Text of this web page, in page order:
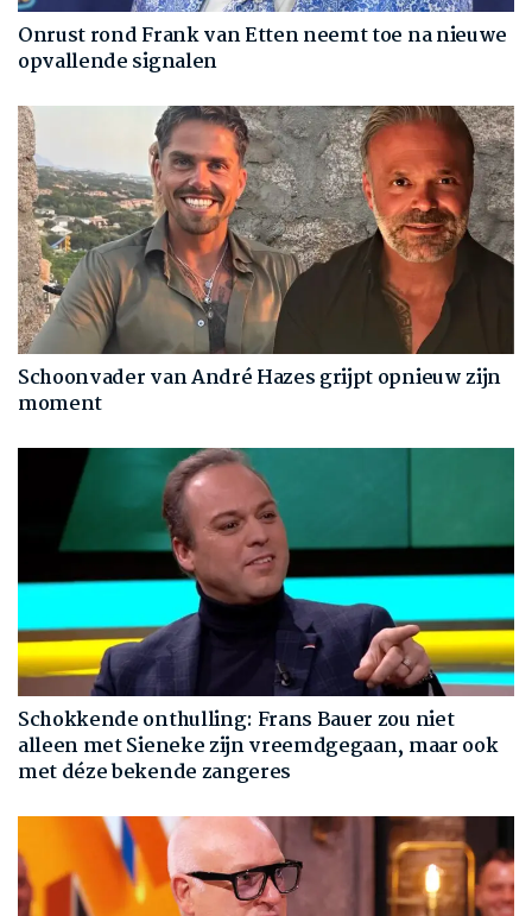
Onrust rond Frank van Etten neemt toe na nieuwe
opvallende signalen
Schoonvader van André Hazes grijpt opnieuw zijn
moment
Schokkende onthulling: Frans Bauer zou niet
alleen met Sieneke zijn vreemdgegaan, maar ook
met déze bekende zangeres